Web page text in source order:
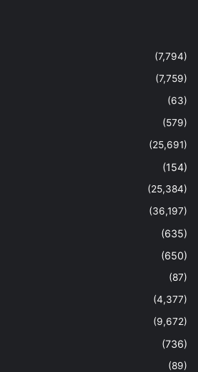
(7,794)
(7,759)
(63)
(579)
(25,691)
(154)
(25,384)
(36,197)
(635)
(650)
(87)
(4,377)
(9,672)
(736)
(89)